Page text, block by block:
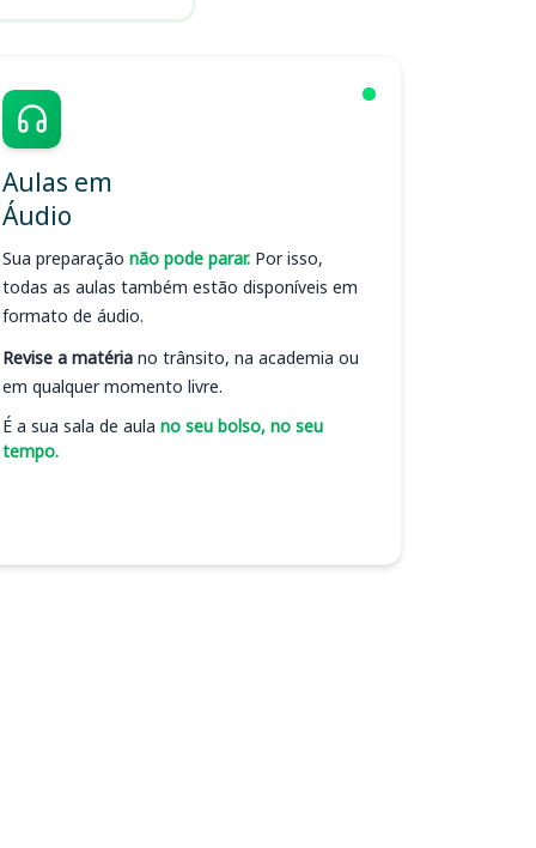
Aulas em
Áudio
Sua preparação não pode parar. Por isso,
todas as aulas também estão disponíveis em
formato de áudio.
Revise a matéria no trânsito, na academia ou
em qualquer momento livre.
É a sua sala de aula no seu bolso, no seu
tempo.